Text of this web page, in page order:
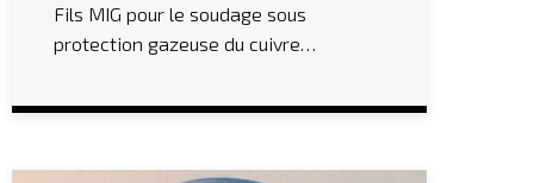
Fils MIG pour le soudage sous
protection gazeuse du cuivre…